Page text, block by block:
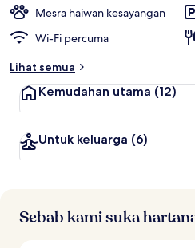
Mesra haiwan kesayangan
Wi-Fi percuma
Lihat semua
Kemudahan utama (12)
Untuk keluarga (6)
Sebab kami suka